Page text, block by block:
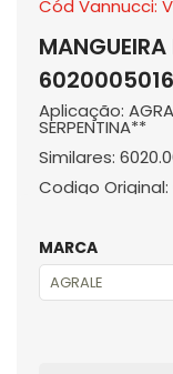
Cód Vannucci:
Aplicação:
SERPENTINA**
Similares:
Codigo Original:
MARCA